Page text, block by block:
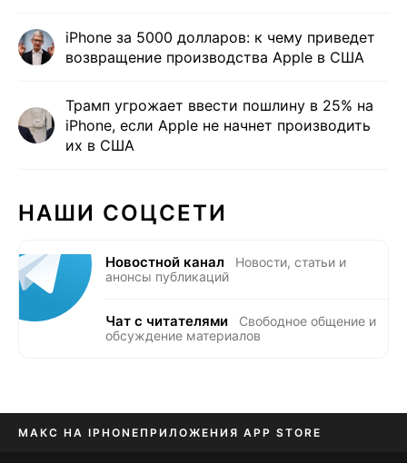
iPhone за 5000 долларов: к чему приведет
возвращение производства Apple в США
Трамп угрожает ввести пошлину в 25% на
iPhone, если Apple не начнет производить
их в США
НАШИ СОЦСЕТИ
Новостной канал
Новости, статьи и
анонсы публикаций
Чат с читателями
Свободное общение и
обсуждение материалов
МАКС НА IPHONE ПРИЛОЖЕНИЯ APP STORE